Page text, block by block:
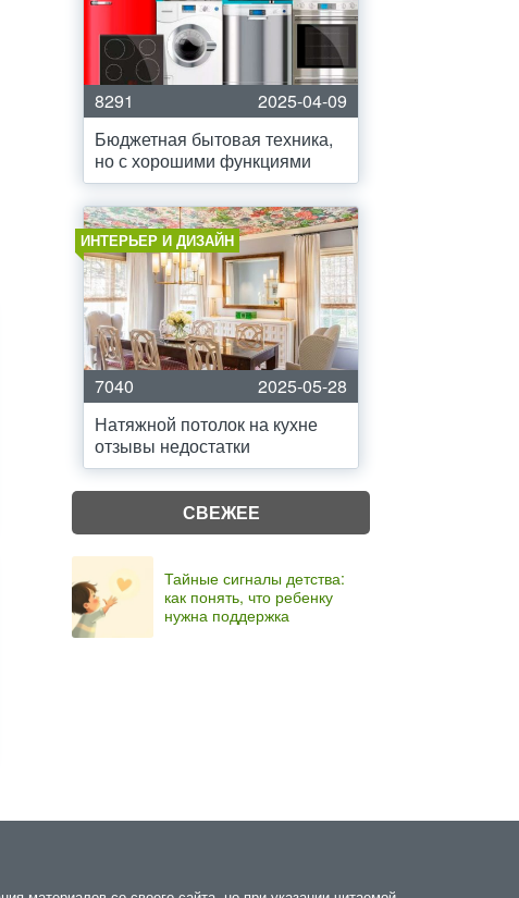
8291
2025-04-09
Бюджетная бытовая техника,
но с хорошими функциями
ИНТЕРЬЕР И ДИЗАЙН
7040
2025-05-28
Натяжной потолок на кухне
отзывы недостатки
СВЕЖЕЕ
Тайные сигналы детства:
как понять, что ребенку
нужна поддержка